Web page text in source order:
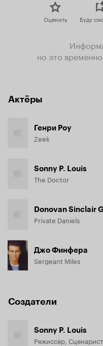
Оценить Буду
но это
Актёры
Генри Роу
Zeek
Sonny P. Louis
The Doctor
Donovan Sinclair
Private Daniels
Джо Финфера
Sergeant Miles
Создатели
Sonny P. Louis
Режиссёр, Сценарист